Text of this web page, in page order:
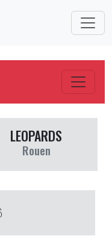
LEOPARDS
Rouen